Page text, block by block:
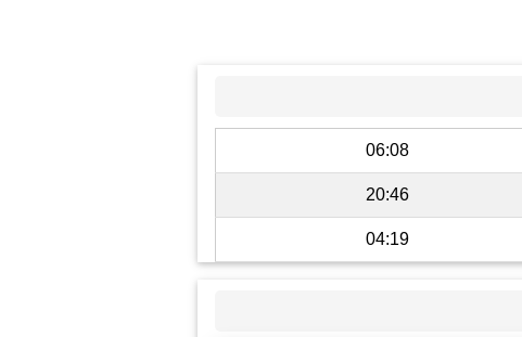
06:08
20:46
04:19